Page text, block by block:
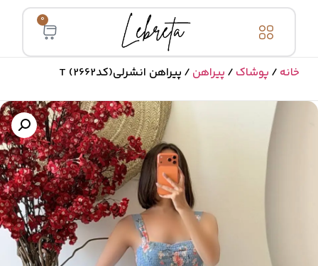
0
خانه/ پوشاک/ پیراهن/ پیراهن انشرلی(کد2662) T